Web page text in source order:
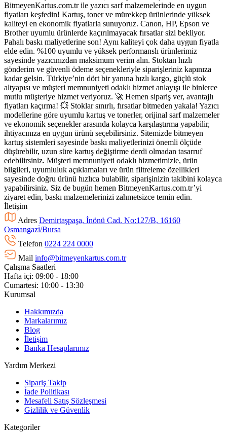
BitmeyenKartus.com.tr ile yazıcı sarf malzemelerinde en uygun
fiyatları keşfedin! Kartuş, toner ve mürekkep ürünlerinde yüksek
kaliteyi en ekonomik fiyatlarla sunuyoruz. Canon, HP, Epson ve
Brother uyumlu ürünlerde kaçırılmayacak fırsatlar sizi bekliyor.
Pahalı baskı maliyetlerine son! Aynı kaliteyi çok daha uygun fiyatla
elde edin. %100 uyumlu ve yüksek performanslı ürünlerimiz
sayesinde yazıcınızdan maksimum verim alın. Stoktan hızlı
gönderim ve güvenli ödeme seçenekleriyle siparişleriniz kapınıza
kadar gelsin. Türkiye’nin dört bir yanına hızlı kargo, güçlü stok
altyapısı ve müşteri memnuniyeti odaklı hizmet anlayışı ile binlerce
mutlu müşteriye hizmet veriyoruz. 🚀 Hemen sipariş ver, avantajlı
fiyatları kaçırma! 💥 Stoklar sınırlı, fırsatlar bitmeden yakala! Yazıcı
modellerine göre uyumlu kartuş ve tonerler, orijinal sarf malzemeler
ve ekonomik seçenekler arasında kolayca karşılaştırma yapabilir,
ihtiyacınıza en uygun ürünü seçebilirsiniz. Sitemizde bitmeyen
kartuş sistemleri sayesinde baskı maliyetlerinizi önemli ölçüde
düşürebilir, uzun süre kartuş değiştirme derdi olmadan tasarruf
edebilirsiniz. Müşteri memnuniyeti odaklı hizmetimizle, ürün
bilgileri, uyumluluk açıklamaları ve ürün filtreleme özellikleri
sayesinde doğru ürünü hızlıca bulabilir, siparişinizin takibini kolayca
yapabilirsiniz. Siz de bugün hemen BitmeyenKartus.com.tr’yi
ziyaret edin, baskı malzemelerinizi zahmetsizce temin edin.
İletişim
Adres Demirtaşpaşa, İnönü Cad. No:127/B, 16160
Osmangazi̇/Bursa
Telefon 0224 224 0000
Mail info@bitmeyenkartus.com.tr
Çalışma Saatleri
Hafta içi: 09:00 - 18:00
Cumartesi: 10:00 - 13:30
Kurumsal
Hakkımızda
Markalarımız
Blog
İletişim
Banka Hesaplarımız
Yardım Merkezi
Sipariş Takip
İade Politikası
Mesafeli Satış Sözleşmesi
Gizlilik ve Güvenlik
Kategoriler